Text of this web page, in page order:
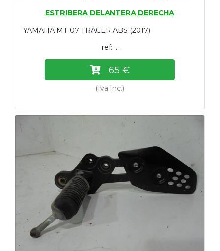
ESTRIBERA DELANTERA DERECHA
YAMAHA MT 07 TRACER ABS (2017)
ref: ...
65 €
(Iva Inc.)